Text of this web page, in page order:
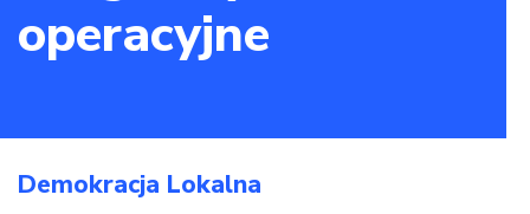
operacyjne
Demokracja Lokalna